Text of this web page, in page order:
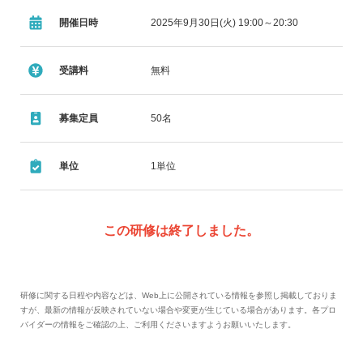
開催日時 2025年9月30日(火) 19:00～20:30
受講料 無料
募集定員 50名
単位 1単位
この研修は終了しました。
研修に関する日程や内容などは、Web上に公開されている情報を参照し掲載しておりま
すが、最新の情報が反映されていない場合や変更が生じている場合があります。各プロ
バイダーの情報をご確認の上、ご利用くださいますようお願いいたします。